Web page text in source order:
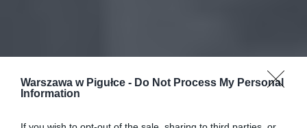
Warszawa w Pigułce - Do Not Process My Personal
Information